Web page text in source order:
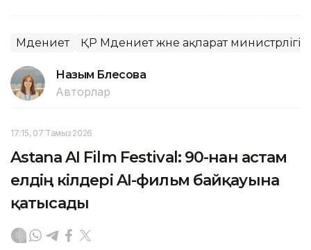
Мәдениет ҚР Мәдениет және ақпарат министрлігі
Назым Бөлесова
Авторлар
17:15, 07 Тамыз 2026
Astana AI Film Festival: 90-нан астам
елдің өкілдері AI-фильм байқауына
қатысады